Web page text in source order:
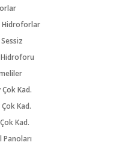
Hidroforlar
Kad.
Kad.
Kad.